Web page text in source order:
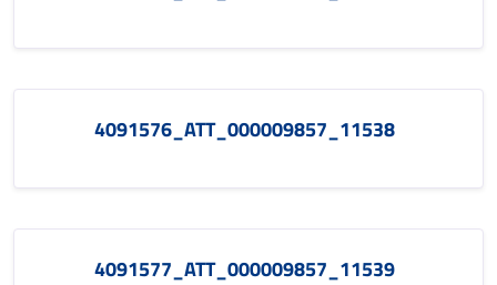
4091576_ATT_000009857_11538
4091577_ATT_000009857_11539